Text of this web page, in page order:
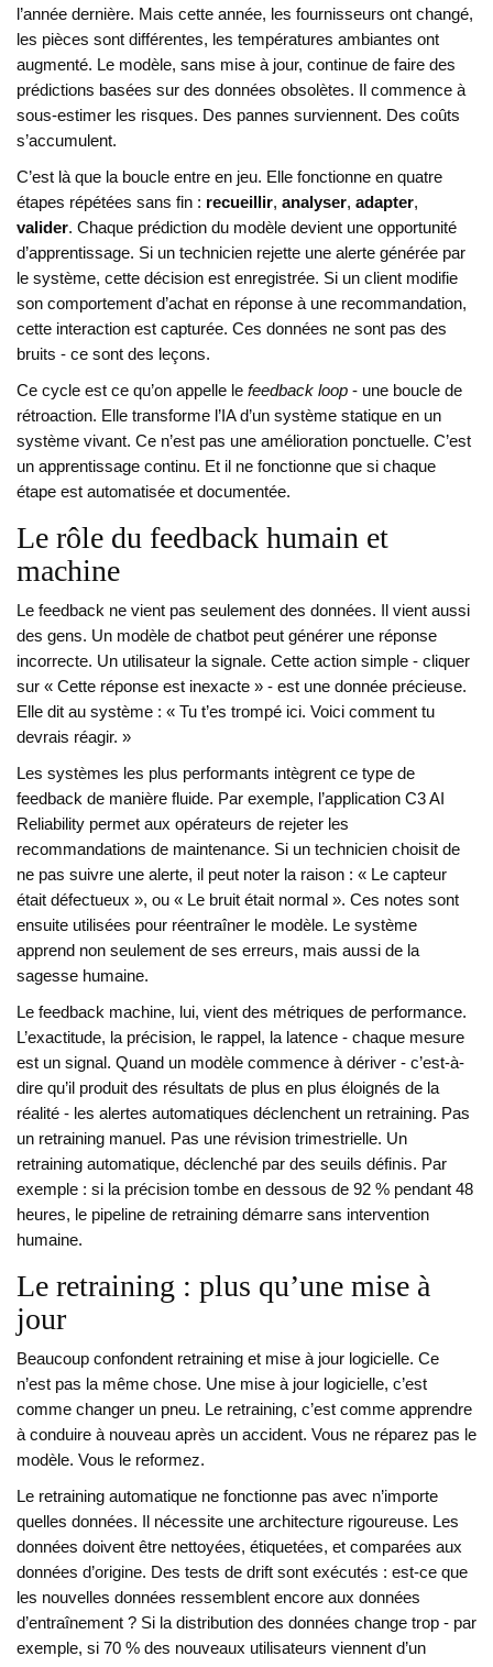
l’année dernière. Mais cette année, les fournisseurs ont changé,
les pièces sont différentes, les températures ambiantes ont
augmenté. Le modèle, sans mise à jour, continue de faire des
prédictions basées sur des données obsolètes. Il commence à
sous-estimer les risques. Des pannes surviennent. Des coûts
s’accumulent.
C’est là que la boucle entre en jeu. Elle fonctionne en quatre
étapes répétées sans fin : recueillir, analyser, adapter,
valider. Chaque prédiction du modèle devient une opportunité
d’apprentissage. Si un technicien rejette une alerte générée par
le système, cette décision est enregistrée. Si un client modifie
son comportement d’achat en réponse à une recommandation,
cette interaction est capturée. Ces données ne sont pas des
bruits - ce sont des leçons.
Ce cycle est ce qu’on appelle le feedback loop - une boucle de
rétroaction. Elle transforme l’IA d’un système statique en un
système vivant. Ce n’est pas une amélioration ponctuelle. C’est
un apprentissage continu. Et il ne fonctionne que si chaque
étape est automatisée et documentée.
Le rôle du feedback humain et
machine
Le feedback ne vient pas seulement des données. Il vient aussi
des gens. Un modèle de chatbot peut générer une réponse
incorrecte. Un utilisateur la signale. Cette action simple - cliquer
sur « Cette réponse est inexacte » - est une donnée précieuse.
Elle dit au système : « Tu t’es trompé ici. Voici comment tu
devrais réagir. »
Les systèmes les plus performants intègrent ce type de
feedback de manière fluide. Par exemple, l’application C3 AI
Reliability permet aux opérateurs de rejeter les
recommandations de maintenance. Si un technicien choisit de
ne pas suivre une alerte, il peut noter la raison : « Le capteur
était défectueux », ou « Le bruit était normal ». Ces notes sont
ensuite utilisées pour réentraîner le modèle. Le système
apprend non seulement de ses erreurs, mais aussi de la
sagesse humaine.
Le feedback machine, lui, vient des métriques de performance.
L’exactitude, la précision, le rappel, la latence - chaque mesure
est un signal. Quand un modèle commence à dériver - c’est-à-
dire qu’il produit des résultats de plus en plus éloignés de la
réalité - les alertes automatiques déclenchent un retraining. Pas
un retraining manuel. Pas une révision trimestrielle. Un
retraining automatique, déclenché par des seuils définis. Par
exemple : si la précision tombe en dessous de 92 % pendant 48
heures, le pipeline de retraining démarre sans intervention
humaine.
Le retraining : plus qu’une mise à
jour
Beaucoup confondent retraining et mise à jour logicielle. Ce
n’est pas la même chose. Une mise à jour logicielle, c’est
comme changer un pneu. Le retraining, c’est comme apprendre
à conduire à nouveau après un accident. Vous ne réparez pas le
modèle. Vous le reformez.
Le retraining automatique ne fonctionne pas avec n’importe
quelles données. Il nécessite une architecture rigoureuse. Les
données doivent être nettoyées, étiquetées, et comparées aux
données d’origine. Des tests de drift sont exécutés : est-ce que
les nouvelles données ressemblent encore aux données
d’entraînement ? Si la distribution des données change trop - par
exemple, si 70 % des nouveaux utilisateurs viennent d’un